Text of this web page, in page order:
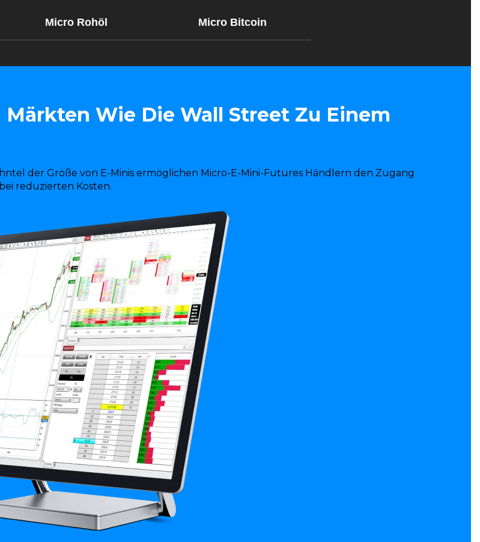
Micro Rohöl Micro Bitcoin
Wie Die Wall Street Zu Einem
der Größe von E-Minis ermöglichen Micro-E-Mini-Futures Händlern den Zugang
reduzierten Kosten.